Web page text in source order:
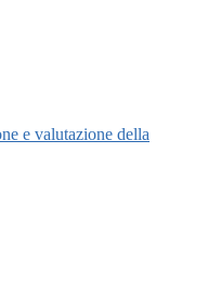
e valutazione della